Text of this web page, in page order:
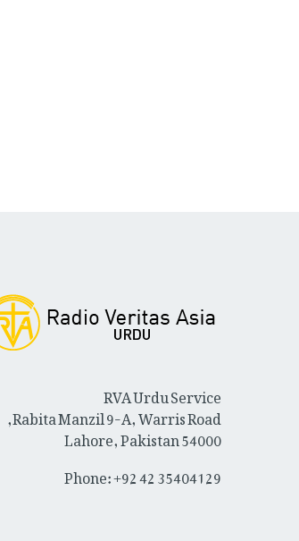
RVA Urdu Service
Rabita Manzil 9-A, Warris Road,
Lahore, Pakistan 54000
Phone: +92 42 35404129